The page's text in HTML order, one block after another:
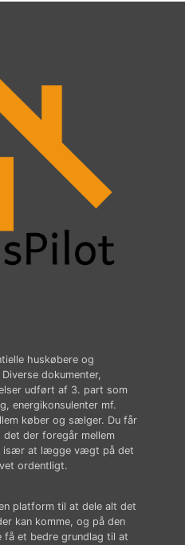
huskøbere og
dokumenter,
udført af 3. part som
energikonsulenter mf.
køber og sælger. Du får
det der foregår mellem
især at lægge vægt på det
ordentligt.
platform til at dele alt det
kan komme, og på den
et bedre grundlag til at